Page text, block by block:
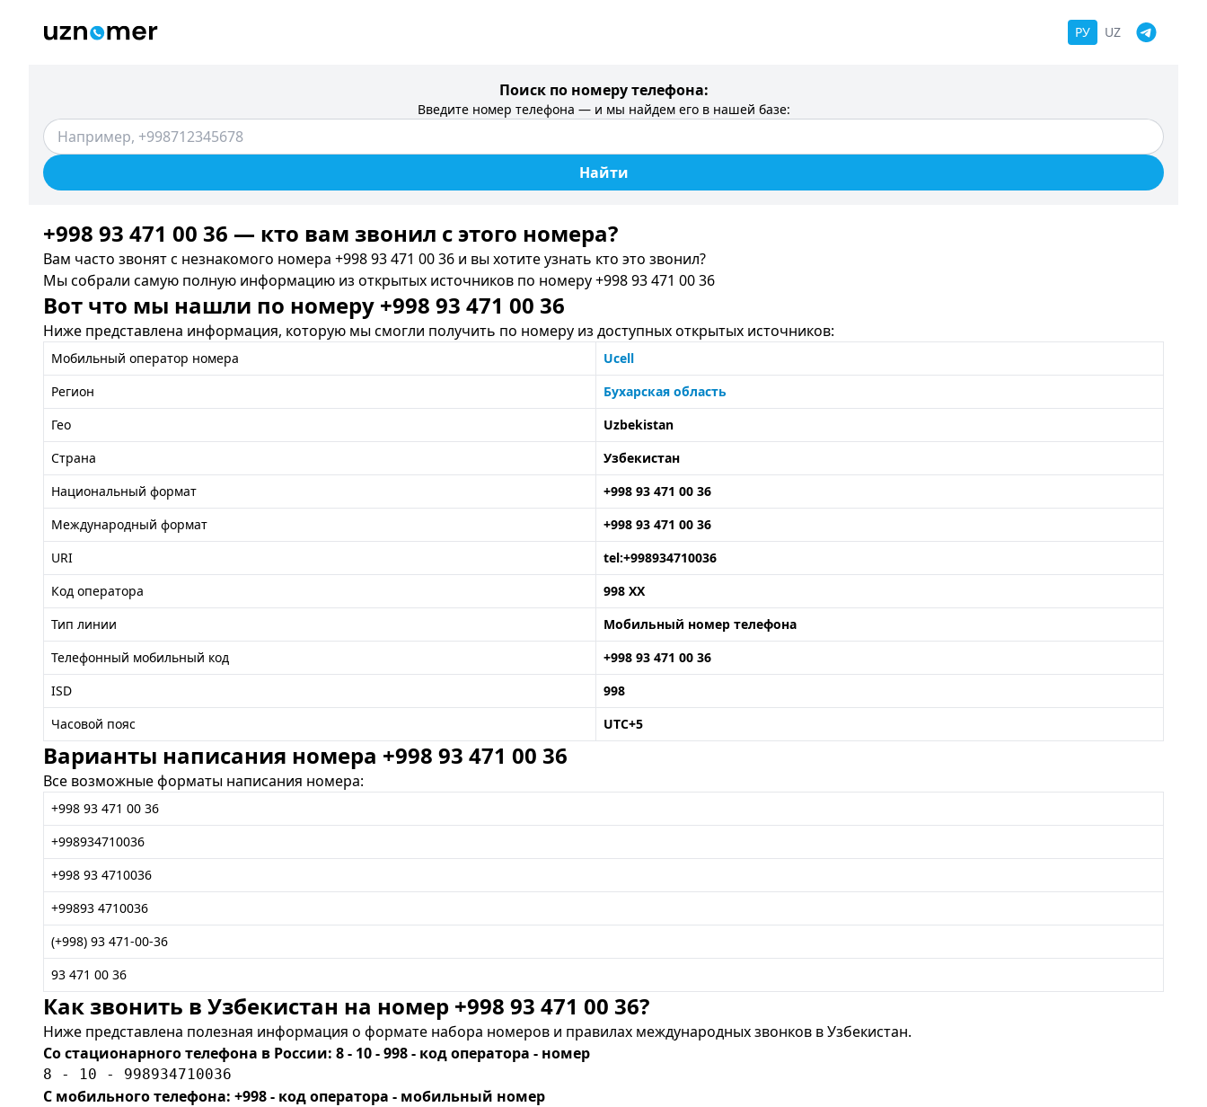
РУ UZ
Поиск по номеру телефона:
Введите номер телефона — и мы найдем его в нашей базе:
Найти
+998 93 471 00 36 — кто вам звонил c этого номера?
Вам часто звонят с незнакомого номера +998 93 471 00 36 и вы хотите узнать кто это звонил?
Мы собрали самую полную информацию из открытых источников по номеру +998 93 471 00 36
Вот что мы нашли по номеру +998 93 471 00 36
Ниже представлена информация, которую мы смогли получить по номеру из доступных открытых источников:
Мобильный оператор номера
Ucell
Регион
Бухарская область
Гео
Uzbekistan
Страна
Узбекистан
Национальный формат
+998 93 471 00 36
Международный формат
+998 93 471 00 36
URI
tel:+998934710036
Код оператора
998 XX
Тип линии
Мобильный номер телефона
Телефонный мобильный код
+998 93 471 00 36
ISD
998
Часовой пояс
UTC+5
Варианты написания номера +998 93 471 00 36
Все возможные форматы написания номера:
+998 93 471 00 36
+998934710036
+998 93 4710036
+99893 4710036
(+998) 93 471-00-36
93 471 00 36
Как звонить в Узбекистан на номер +998 93 471 00 36?
Ниже представлена полезная информация о формате набора номеров и правилах международных звонков в Узбекистан.
Со стационарного телефона в России: 8 - 10 - 998 - код оператора - номер
8 - 10 - 998934710036
С мобильного телефона: +998 - код оператора - мобильный номер